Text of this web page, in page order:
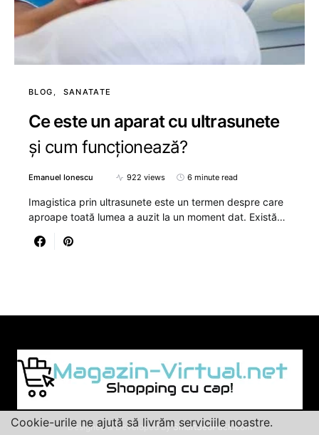
BLOG SANATATE
Ce este un aparat cu ultrasunete
și cum funcționează?
Emanuel Ionescu 922 views 6 minute read
Imagistica prin ultrasunete este un termen despre care
aproape toată lumea a auzit la un moment dat. Există…
Designed & Developed by SmartSeoPack.com
Cookie-urile ne ajută să livrăm serviciile noastre.